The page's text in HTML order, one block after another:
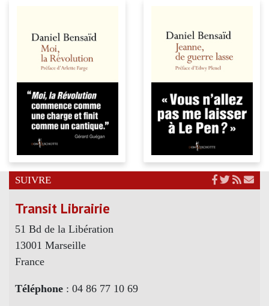
SUIVRE
Transit Librairie
51 Bd de la Libération
13001 Marseille
France
Téléphone : 04 86 77 10 69